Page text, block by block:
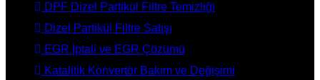
DPF Dizel Partikül Filtre Temizliği
Dizel Partikül Filtre Satışı
EGR İptali ve EGR Çözümü
Katalitik Konvertör Bakım ve Değişimi